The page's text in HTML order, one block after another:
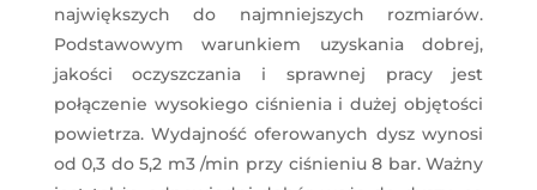
największych do najmniejszych rozmiarów.
Podstawowym warunkiem uzyskania dobrej,
jakości oczyszczania i sprawnej pracy jest
połączenie wysokiego ciśnienia i dużej objętości
powietrza. Wydajność oferowanych dysz wynosi
od 0,3 do 5,2 m3 /min przy ciśnieniu 8 bar. Ważny